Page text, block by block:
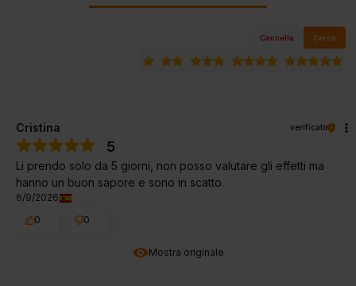
Cancella Cerca
Mostra originale
Cristina verificato
5
Li prendo solo da 5 giorni, non posso valutare gli effetti ma
hanno un buon sapore e sono in scatto.
6/9/2026
0
0